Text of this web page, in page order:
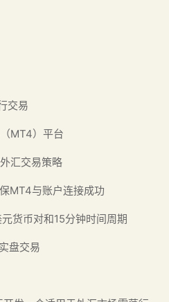
交易
MT4）平台
汇交易策略
MT4与账户连接成功
货币对和15分钟时间周期
盘交易